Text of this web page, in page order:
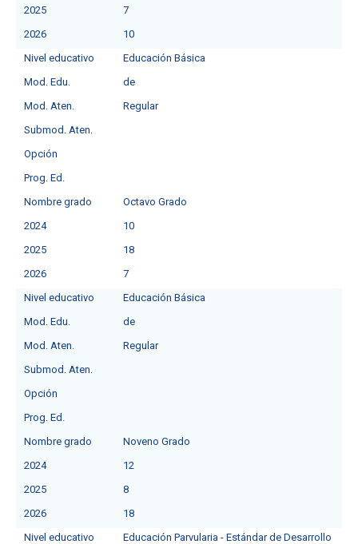
2025
7
2026
10
Nivel educativo
Educación Básica
Mod. Edu.
de
Mod. Aten.
Regular
Submod. Aten.
Opción
Prog. Ed.
Nombre grado
Octavo Grado
2024
10
2025
18
2026
7
Nivel educativo
Educación Básica
Mod. Edu.
de
Mod. Aten.
Regular
Submod. Aten.
Opción
Prog. Ed.
Nombre grado
Noveno Grado
2024
12
2025
8
2026
18
Nivel educativo
Educación Parvularia - Estándar de Desarrollo